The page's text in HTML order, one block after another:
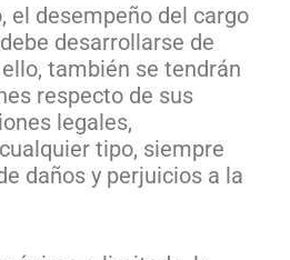
el desempeño del cargo
desarrollarse de
también se tendrán
respecto de sus
legales,
tipo, siempre
daños y perjuicios a la